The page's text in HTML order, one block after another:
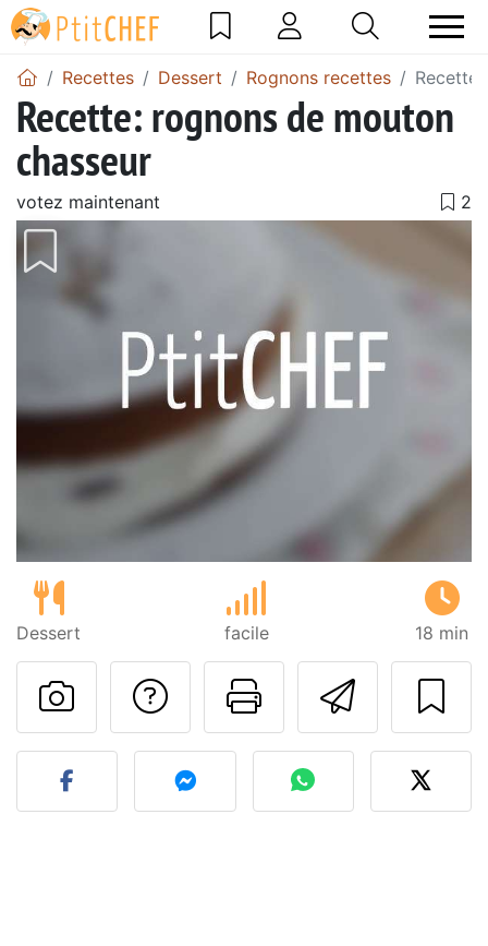
Recettes Dessert Rognons recettes
Recette: rognons de mouton
chasseur
votez maintenant
Dessert facile 18 min
Imprimer
Poser une
Publier votre photo de